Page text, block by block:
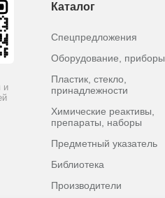
и
Каталог
Спецпредложения
Оборудование, приборы
Пластик, стекло,
принадлежности
Химические реактивы,
препараты, наборы
Предметный указатель
Библиотека
Производители